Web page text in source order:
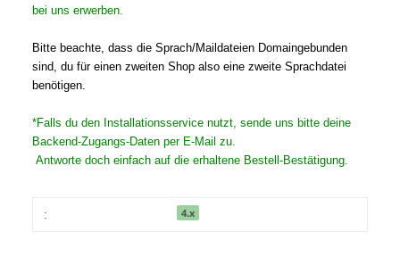
bei uns erwerben.
Bitte beachte, dass die Sprach/Maildateien Domaingebunden
sind, du für einen zweiten Shop also eine zweite Sprachdatei
benötigen.
*Falls du den Installationsservice nutzt, sende uns bitte deine
Backend-Zugangs-Daten per E-Mail zu.
Antworte doch einfach auf die erhaltene Bestell-Bestätigung.
: 4.x